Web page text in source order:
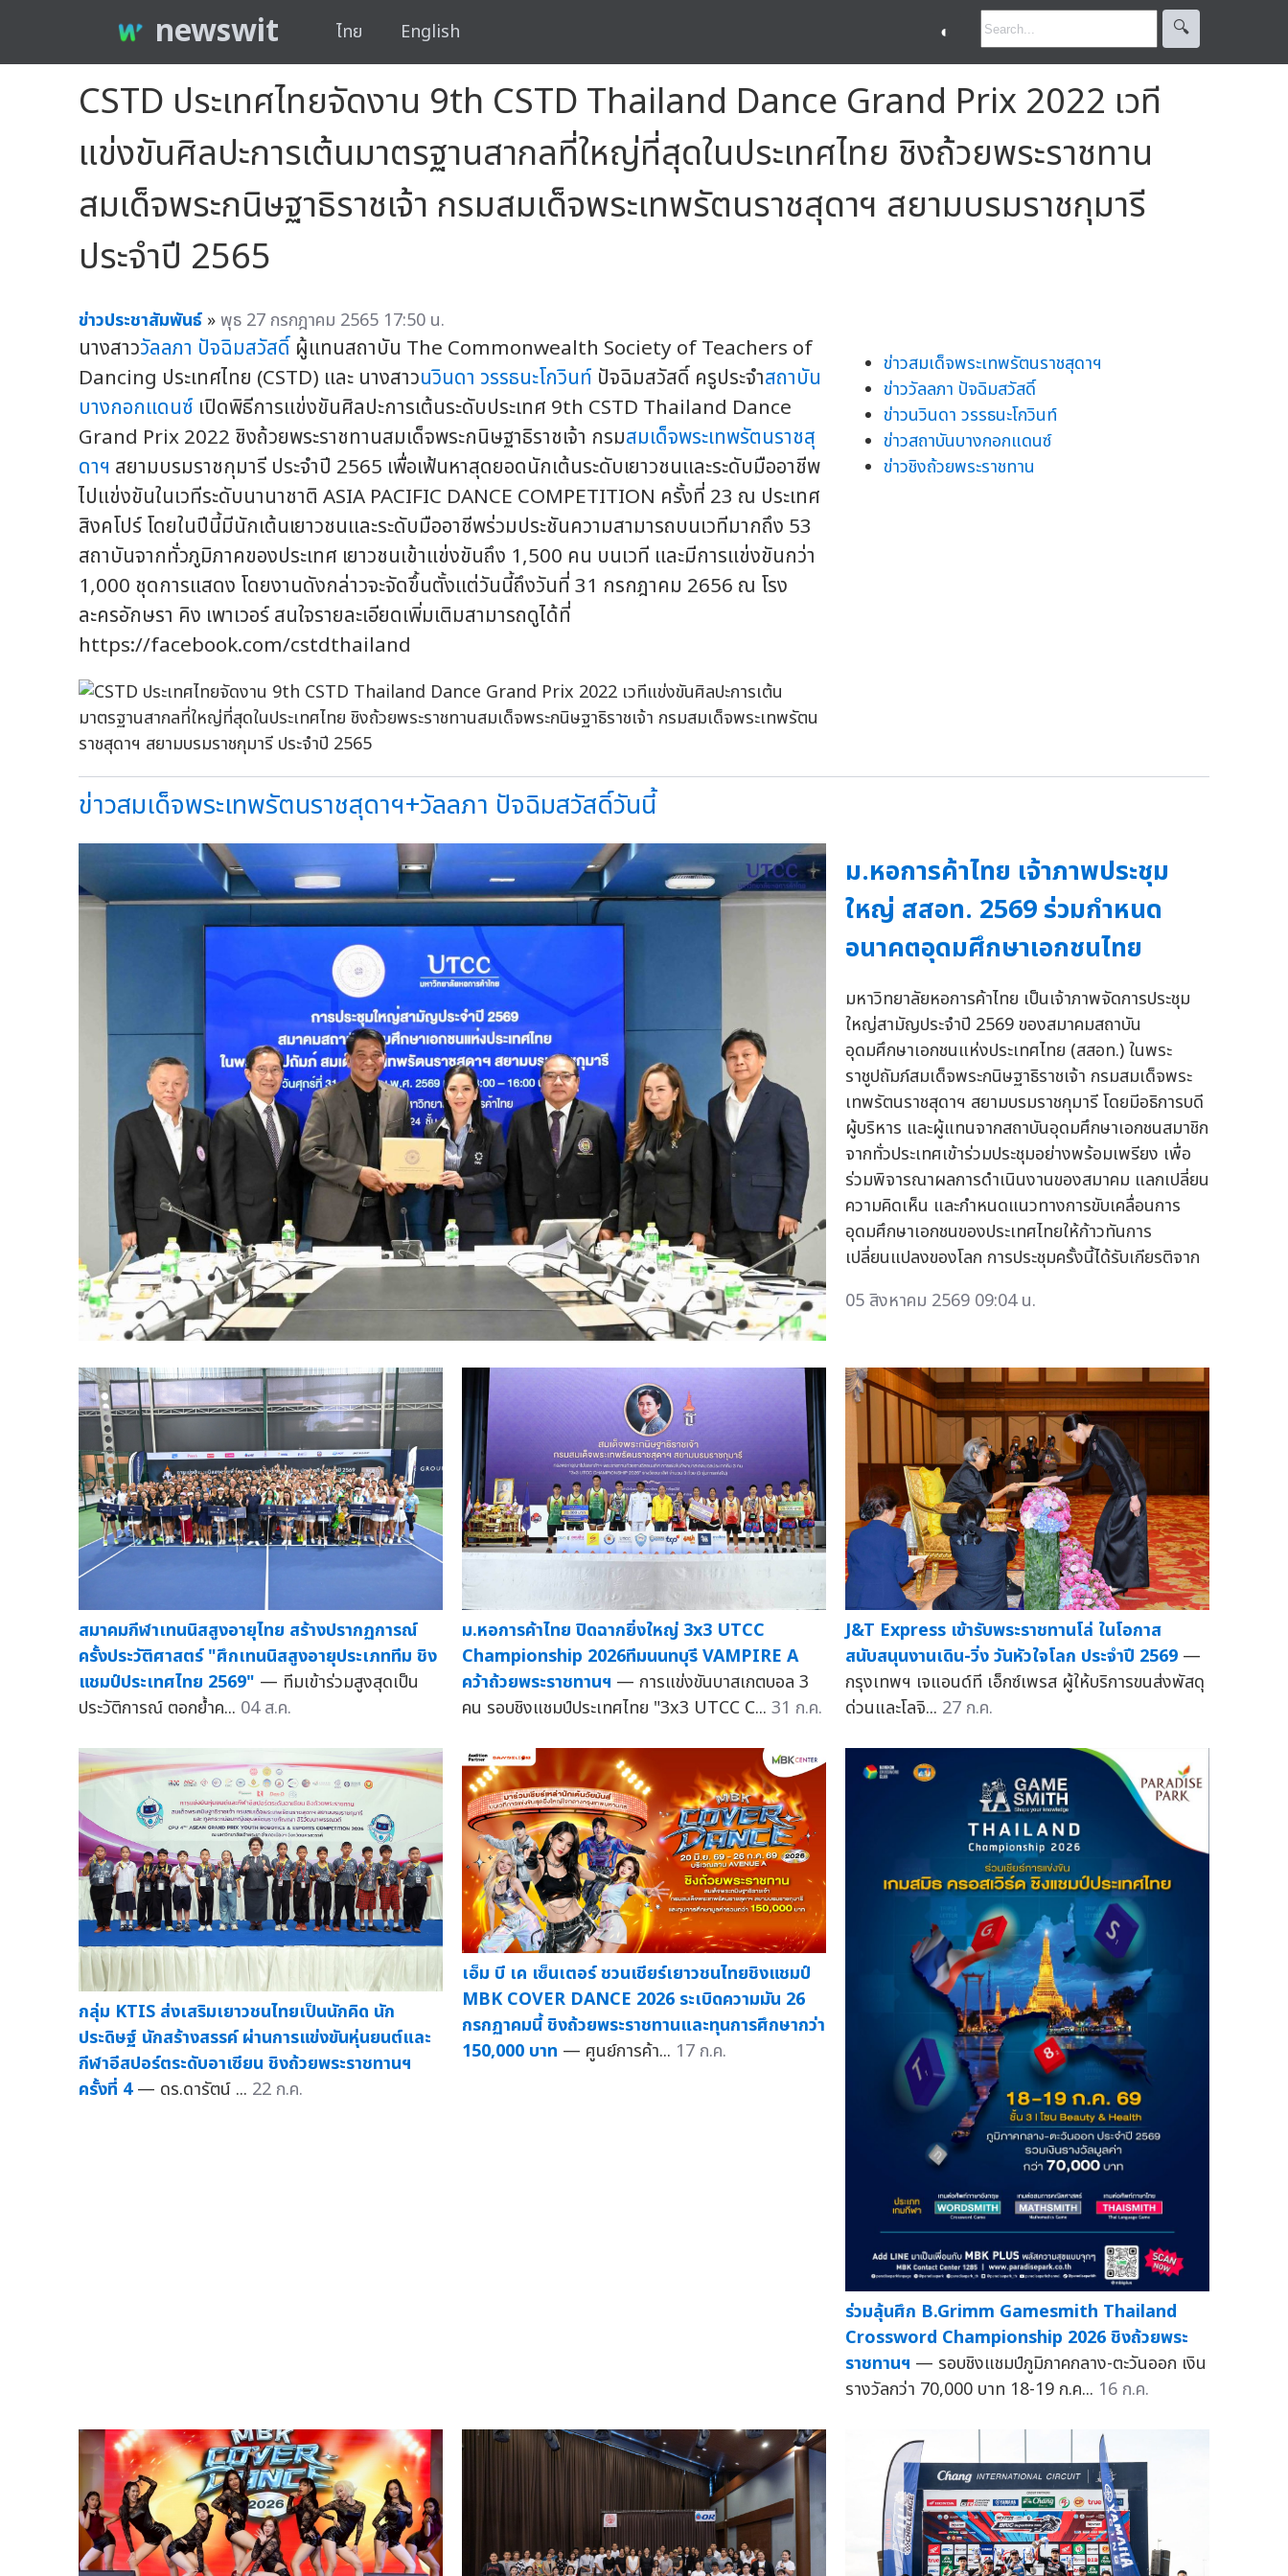
newswit ไทย English ◐ 🔍︎
CSTD ประเทศไทยจัดงาน 9th CSTD Thailand Dance Grand Prix 2022 เวที
แข่งขันศิลปะการเต้นมาตรฐานสากลที่ใหญ่ที่สุดในประเทศไทย ชิงถ้วยพระราชทาน
สมเด็จพระกนิษฐาธิราชเจ้า กรมสมเด็จพระเทพรัตนราชสุดาฯ สยามบรมราชกุมารี
ประจำปี 2565
ข่าวประชาสัมพันธ์ »พุธ 27 กรกฎาคม 2565 17:50 น.
นางสาววัลลภา ปัจฉิมสวัสดิ์ ผู้แทนสถาบัน The Commonwealth Society of Teachers of
Dancing ประเทศไทย (CSTD) และ นางสาวนวินดา วรรธนะโกวินท์ ปัจฉิมสวัสดิ์ ครูประจำสถาบัน
บางกอกแดนซ์ เปิดพิธีการแข่งขันศิลปะการเต้นระดับประเทศ 9th CSTD Thailand Dance
Grand Prix 2022 ชิงถ้วยพระราชทานสมเด็จพระกนิษฐาธิราชเจ้า กรมสมเด็จพระเทพรัตนราชสุ
ดาฯ สยามบรมราชกุมารี ประจำปี 2565 เพื่อเฟ้นหาสุดยอดนักเต้นระดับเยาวชนและระดับมืออาชีพ
ไปแข่งขันในเวทีระดับนานาชาติ ASIA PACIFIC DANCE COMPETITION ครั้งที่ 23 ณ ประเทศ
สิงคโปร์ โดยในปีนี้มีนักเต้นเยาวชนและระดับมืออาชีพร่วมประชันความสามารถบนเวทีมากถึง 53
สถาบันจากทั่วภูมิภาคของประเทศ เยาวชนเข้าแข่งขันถึง 1,500 คน บนเวที และมีการแข่งขันกว่า
1,000 ชุดการแสดง โดยงานดังกล่าวจะจัดขึ้นตั้งแต่วันนี้ถึงวันที่ 31 กรกฎาคม 2656 ณ โรง
ละครอักษรา คิง เพาเวอร์ สนใจรายละเอียดเพิ่มเติมสามารถดูได้ที่
https://facebook.com/cstdthailand
ข่าวสมเด็จพระเทพรัตนราชสุดาฯ
ข่าววัลลภา ปัจฉิมสวัสดิ์
ข่าวนวินดา วรรธนะโกวินท์
ข่าวสถาบันบางกอกแดนซ์
ข่าวชิงถ้วยพระราชทาน
ข่าวสมเด็จพระเทพรัตนราชสุดาฯ+วัลลภา ปัจฉิมสวัสดิ์วันนี้
ม.หอการค้าไทย เจ้าภาพประชุม
ใหญ่ สสอท. 2569 ร่วมกำหนด
อนาคตอุดมศึกษาเอกชนไทย
มหาวิทยาลัยหอการค้าไทย เป็นเจ้าภาพจัดการประชุม
ใหญ่สามัญประจำปี 2569 ของสมาคมสถาบัน
อุดมศึกษาเอกชนแห่งประเทศไทย (สสอท.) ในพระ
ราชูปถัมภ์สมเด็จพระกนิษฐาธิราชเจ้า กรมสมเด็จพระ
เทพรัตนราชสุดาฯ สยามบรมราชกุมารี โดยมีอธิการบดี
ผู้บริหาร และผู้แทนจากสถาบันอุดมศึกษาเอกชนสมาชิก
จากทั่วประเทศเข้าร่วมประชุมอย่างพร้อมเพรียง เพื่อ
ร่วมพิจารณาผลการดำเนินงานของสมาคม แลกเปลี่ยน
ความคิดเห็น และกำหนดแนวทางการขับเคลื่อนการ
อุดมศึกษาเอกชนของประเทศไทยให้ก้าวทันการ
เปลี่ยนแปลงของโลก การประชุมครั้งนี้ได้รับเกียรติจาก
05 สิงหาคม 2569 09:04 น.
สมาคมกีฬาเทนนิสสูงอายุไทย สร้างปรากฏการณ์
ครั้งประวัติศาสตร์ "ศึกเทนนิสสูงอายุประเภททีม ชิง
แชมป์ประเทศไทย 2569" — ทีมเข้าร่วมสูงสุดเป็น
ประวัติการณ์ ตอกย้ำค... 04 ส.ค.
ม.หอการค้าไทย ปิดฉากยิ่งใหญ่ 3x3 UTCC
Championship 2026ทีมนนทบุรี VAMPIRE A
คว้าถ้วยพระราชทานฯ — การแข่งขันบาสเกตบอล 3
คน รอบชิงแชมป์ประเทศไทย "3x3 UTCC C... 31 ก.ค.
J&T Express เข้ารับพระราชทานโล่ ในโอกาส
สนับสนุนงานเดิน-วิ่ง วันหัวใจโลก ประจำปี 2569 —
กรุงเทพฯ เจแอนด์ที เอ็กซ์เพรส ผู้ให้บริการขนส่งพัสดุ
ด่วนและโลจิ... 27 ก.ค.
กลุ่ม KTIS ส่งเสริมเยาวชนไทยเป็นนักคิด นัก
ประดิษฐ์ นักสร้างสรรค์ ผ่านการแข่งขันหุ่นยนต์และ
กีฬาอีสปอร์ตระดับอาเซียน ชิงถ้วยพระราชทานฯ
ครั้งที่ 4 — ดร.ดารัตน์ ... 22 ก.ค.
เอ็ม บี เค เซ็นเตอร์ ชวนเชียร์เยาวชนไทยชิงแชมป์
MBK COVER DANCE 2026 ระเบิดความมัน 26
กรกฏาคมนี้ ชิงถ้วยพระราชทานและทุนการศึกษากว่า
150,000 บาท — ศูนย์การค้า... 17 ก.ค.
ร่วมลุ้นศึก B.Grimm Gamesmith Thailand
Crossword Championship 2026 ชิงถ้วยพระ
ราชทานฯ — รอบชิงแชมป์ภูมิภาคกลาง-ตะวันออก เงิน
รางวัลกว่า 70,000 บาท 18-19 ก.ค... 16 ก.ค.